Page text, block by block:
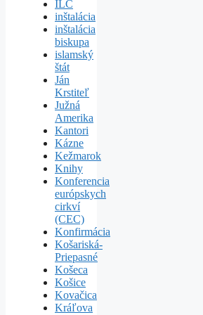
ILC
inštalácia
inštalácia
biskupa
islamský
štát
Ján
Krstiteľ
Južná
Amerika
Kantori
Kázne
Kežmarok
Knihy
Konferencia
európskych
cirkví
(CEC)
Konfirmácia
Košariská-
Priepasné
Košeca
Košice
Kovačica
Kráľova